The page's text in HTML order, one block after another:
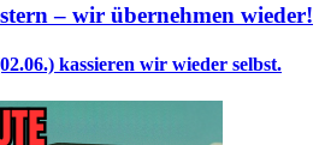
– wir übernehmen wieder!
kassieren wir wieder selbst.